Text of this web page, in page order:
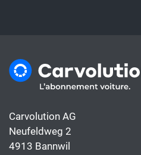
Carvolution AG
Neufeldweg 2
4913 Bannwil